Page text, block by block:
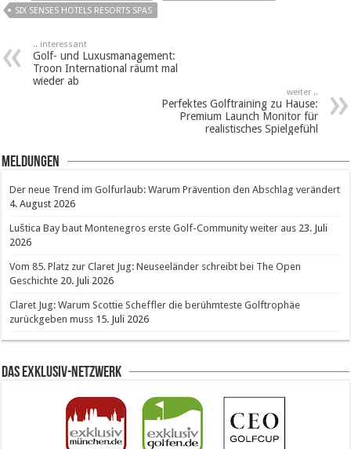
SIX SENSES HOTELS RESORTS SPAS
.. interessant
Golf- und Luxusmanagement:
Troon International räumt mal
wieder ab
weiter ..
Perfektes Golftraining zu Hause:
Premium Launch Monitor für
realistisches Spielgefühl
Meldungen
Der neue Trend im Golfurlaub: Warum Prävention den Abschlag verändert
4. August 2026
Luštica Bay baut Montenegros erste Golf-Community weiter aus 23. Juli
2026
Vom 85. Platz zur Claret Jug: Neuseeländer schreibt bei The Open
Geschichte 20. Juli 2026
Claret Jug: Warum Scottie Scheffler die berühmteste Golftrophäe
zurückgeben muss 15. Juli 2026
Das Exklusiv-Netzwerk